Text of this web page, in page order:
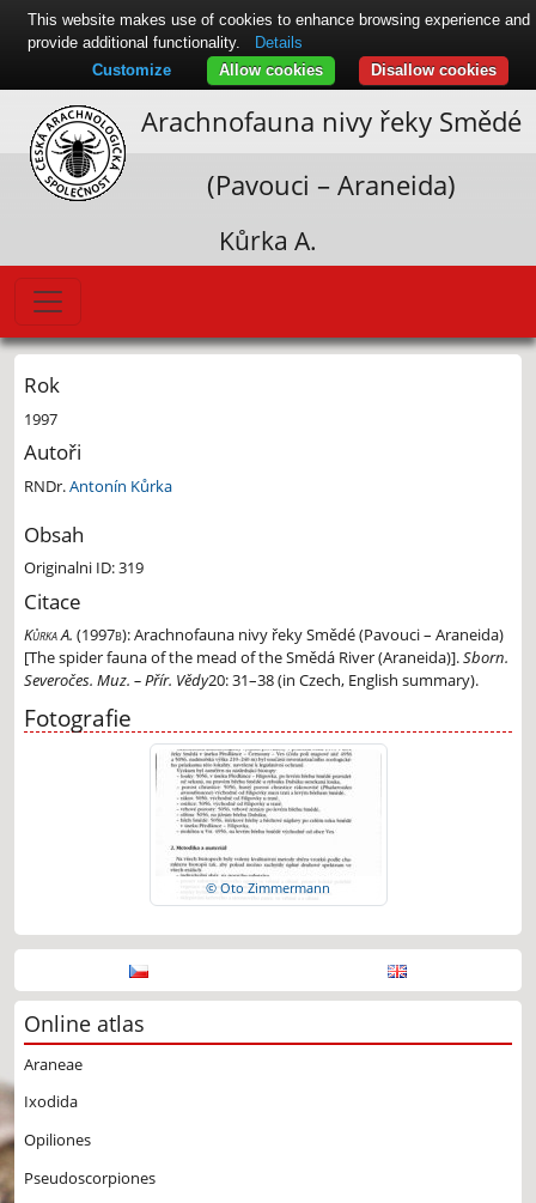
Arachnofauna nivy řeky Smědé
(Pavouci – Araneida)
Kůrka A.
Rok
1997
Autoři
RNDr.Antonín Kůrka
Obsah
Originalni ID: 319
Citace
Kůrka A. (1997b):Arachnofauna nivy řeky Smědé (Pavouci – Araneida)
[The spider fauna of the mead of the Smědá River (Araneida)].Sborn.
Severočes. Muz. – Přír. Vědy20: 31–38 (in Czech, English summary).
Fotografie
© Oto Zimmermann
Online atlas
Araneae
Ixodida
Opiliones
Pseudoscorpiones
This website makes use of cookies to enhance browsing experience and
provide additional functionality.
Details
Disallow cookies
Allow cookies
Customize